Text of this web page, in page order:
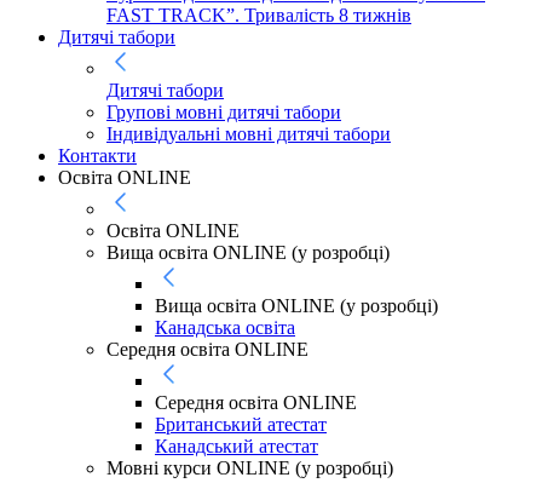
FAST TRACK”. Тривалість 8 тижнів
Дитячі табори
Дитячі табори
Групові мовні дитячі табори
Індивідуальні мовні дитячі табори
Контакти
Освіта ONLINE
Освіта ONLINE
Вища освіта ONLINE (у розробці)
Вища освіта ONLINE (у розробці)
Канадська освіта
Середня освіта ONLINE
Середня освіта ONLINE
Британський атестат
Канадський атестат
Мовні курси ONLINE (у розробці)